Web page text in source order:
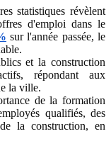
statistiques révèlent
d'emploi dans le
sur l'année passée, le
et la construction
répondant aux
la ville.
de la formation
qualifiés, des
la construction, en